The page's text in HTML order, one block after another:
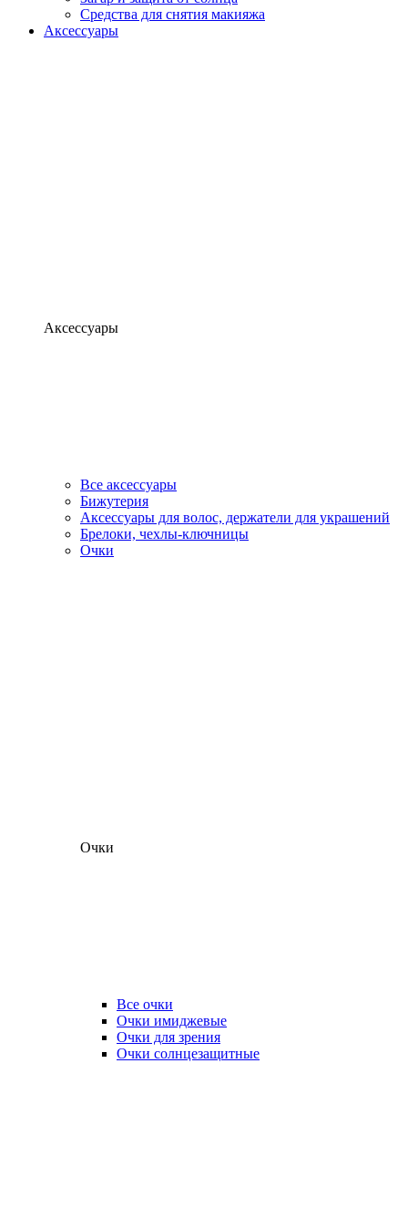
Средства для снятия макияжа
Аксессуары
Аксессуары
Все аксессуары
Бижутерия
Аксессуары для волос, держатели для украшений
Брелоки, чехлы-ключницы
Очки
Очки
Все очки
Очки имиджевые
Очки для зрения
Очки солнцезащитные